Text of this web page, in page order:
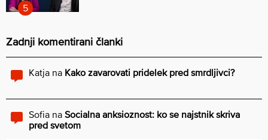
Zadnji komentirani članki
Katja na Kako zavarovati pridelek pred smrdljivci?
Sofia na Socialna anksioznost: ko se najstnik skriva
pred svetom